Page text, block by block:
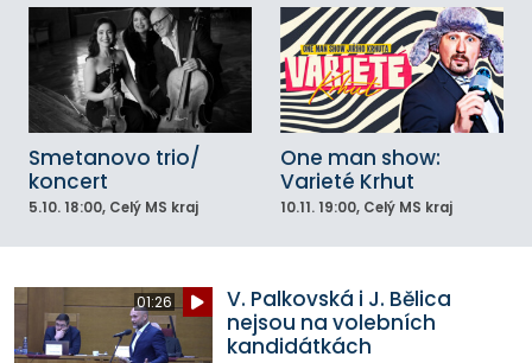
Smetanovo trio/
koncert
5.10. 18:00, Celý MS kraj
One man show:
Varieté Krhut
10.11. 19:00, Celý MS kraj
01:26
V. Palkovská i J. Bělica
nejsou na volebních
kandidátkách